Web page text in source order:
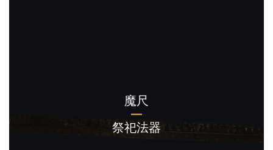
魔尺
祭祀法器